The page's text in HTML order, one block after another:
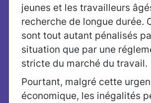
jeunes et les travailleurs
recherche de longue durée.
sont tout autant pénalisés
situation que par une
stricte du marché du travail.
Pourtant, malgré cette
économique, les inégalités